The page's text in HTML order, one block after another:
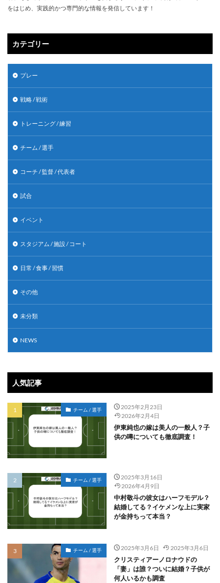
をはじめ、実践的かつ専門的な情報を発信しています！
カテゴリー
プレー
戦略 / 戦術
トレーニング / 練習
チーム / 選手
コーチ / 監督 / 代表者
試合
イベント
スタジアム / 施設 / コート
日常 / 食事 / 習慣
その他
未分類
NEWS
人気記事
チーム / 選手
2025年2月23日
2026年2月4日
伊東純也の嫁は美人の一般人？子
供の噂についても徹底調査！
チーム / 選手
2025年3月16日
2026年4月9日
中村敬斗の彼女はハーフモデル？
結婚してる？イケメンな上に実家
が金持ちって本当？
チーム / 選手 2025年3月6日 2025年3月6日
クリスティアーノロナウドの
「妻」は誰？ついに結婚？子供が
何人いるかも調査